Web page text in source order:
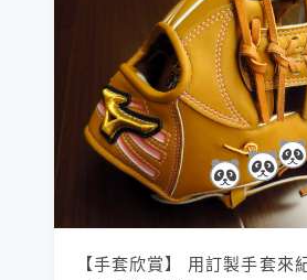
【手套欣賞】 用訂製手套來